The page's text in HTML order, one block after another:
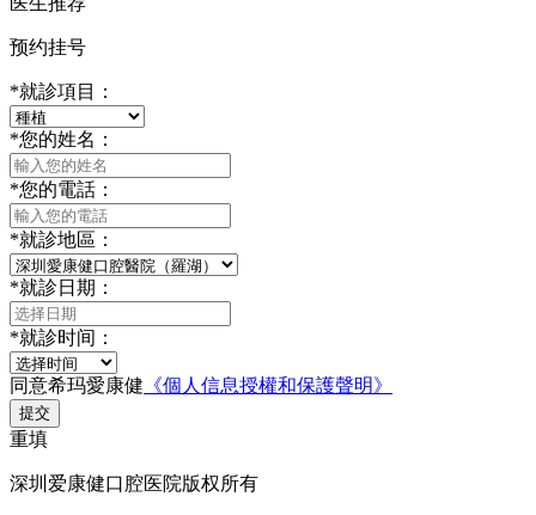
预约挂号
*就診項目：
*您的姓名：
*您的電話：
*就診地區：
*就診日期：
*就診时间：
同意希玛愛康健 《個人信息授權和保護聲明》
提交
重填
深圳爱康健口腔医院版权所有